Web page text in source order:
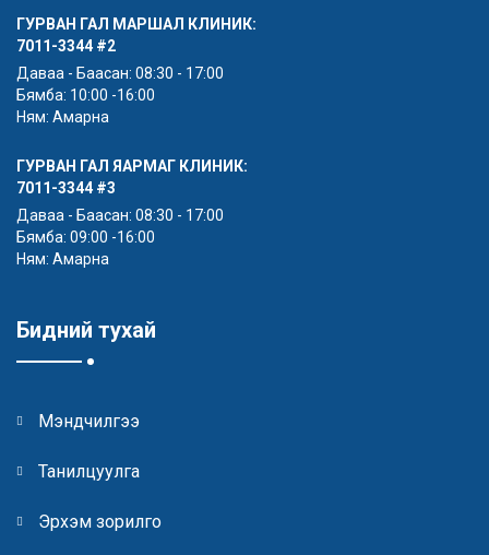
ГУРВАН ГАЛ МАРШАЛ КЛИНИК:
7011-3344 #2
Даваа - Баасан: 08:30 - 17:00
Бямба: 10:00 -16:00
Ням: Амарна
ГУРВАН ГАЛ ЯАРМАГ КЛИНИК:
7011-3344 #3
Даваа - Баасан: 08:30 - 17:00
Бямба: 09:00 -16:00
Ням: Амарна
Бидний тухай
Мэндчилгээ
Танилцуулга
Эрхэм зорилго